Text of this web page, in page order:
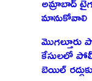
మానుకోవాలి
కేసులలో
బెయిల్